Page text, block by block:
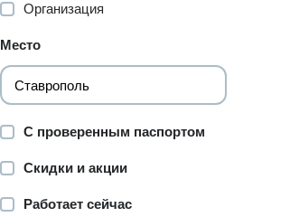
Организация
Место
С проверенным паспортом
Скидки и акции
Работает сейчас